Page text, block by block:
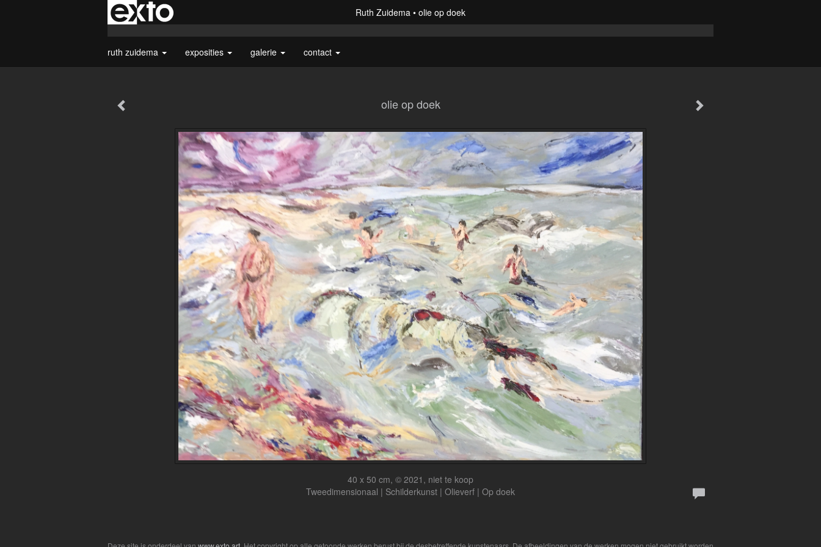
Ruth Zuidema olie op doek
ruth zuidema exposities galerie contact
olie op doek
40 x 50 cm, © 2021, niet te koop
Tweedimensionaal | Schilderkunst | Olieverf | Op doek